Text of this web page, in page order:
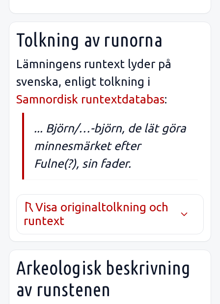
Tolkning av runorna
Lämningens runtext lyder på
svenska, enligt tolkning i
Samnordisk runtextdatabas:
... Björn/…-björn, de lät göra
minnesmärket efter
Fulne(?), sin fader.
Visa originaltolkning och
runtext
Arkeologisk beskrivning
av runstenen